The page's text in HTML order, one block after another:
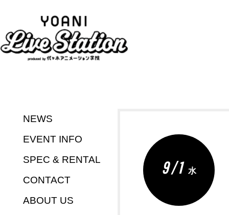
NEWS
EVENT INFO
SPEC & RENTAL
CONTACT
ABOUT US
9 / 1 水